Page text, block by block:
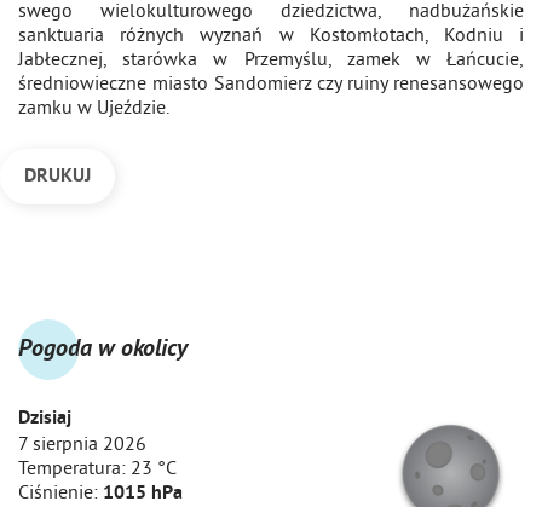
swego wielokulturowego dziedzictwa, nadbużańskie
sanktuaria różnych wyznań w Kostomłotach, Kodniu i
Jabłecznej, starówka w Przemyślu, zamek w Łańcucie,
średniowieczne miasto Sandomierz czy ruiny renesansowego
zamku w Ujeździe.
DRUKUJ
Pogoda w okolicy
Dzisiaj
7 sierpnia 2026
Temperatura: 23 °C
Ciśnienie: 1015 hPa